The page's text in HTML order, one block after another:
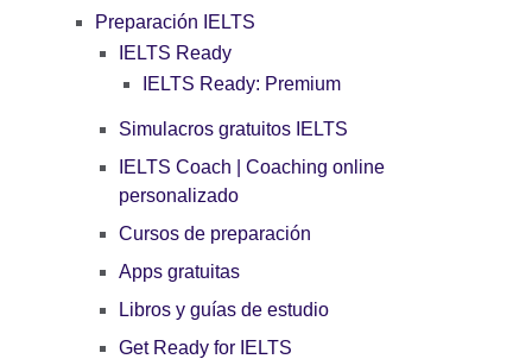
Preparación IELTS
IELTS Ready
IELTS Ready: Premium
Simulacros gratuitos IELTS
IELTS Coach | Coaching online
personalizado
Cursos de preparación
Apps gratuitas
Libros y guías de estudio
Get Ready for IELTS